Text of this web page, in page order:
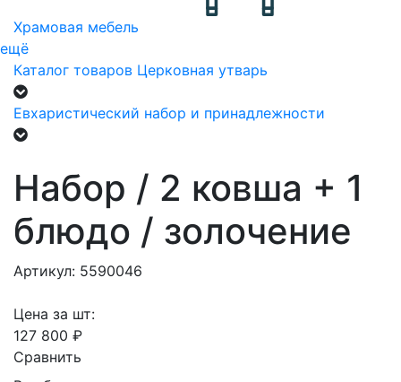
Храмовая мебель
ещё
Каталог товаров Церковная утварь
Евхаристический набор и принадлежности
Набор / 2 ковша + 1
блюдо / золочение
Артикул: 5590046
Цена за шт:
127 800 ₽
Сравнить